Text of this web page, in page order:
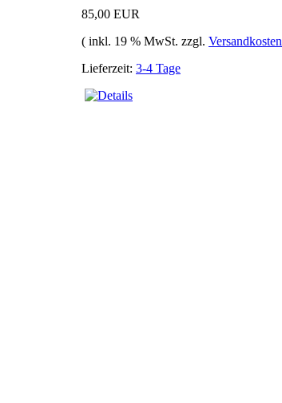
85,00 EUR
( inkl. 19 % MwSt. zzgl. Versandkosten
Lieferzeit: 3-4 Tage